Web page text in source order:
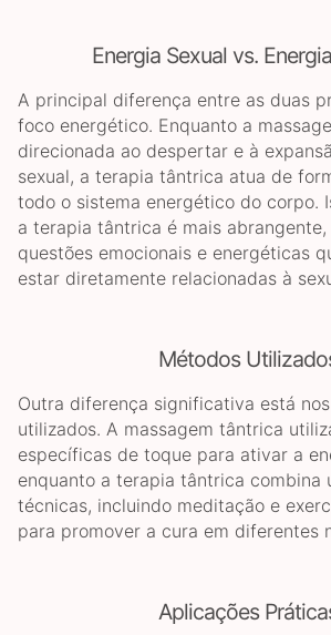
Energia Sexual vs.
A principal diferença entre as duas
foco energético. Enquanto a
direcionada ao despertar e à
sexual, a terapia tântrica atua de
todo o sistema energético do corpo.
a terapia tântrica é mais
questões emocionais e energéticas
estar diretamente relacionadas à
Métodos
Outra diferença significativa está
utilizados. A massagem tântrica
específicas de toque para ativar a
enquanto a terapia tântrica combina
técnicas, incluindo meditação e
para promover a cura em diferentes
Aplicações